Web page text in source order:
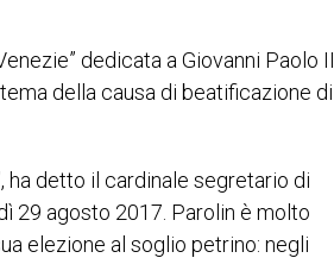
dedicata a Giovanni Paolo II
della causa di beatificazione di
ha detto il cardinale segretario di
29 agosto 2017. Parolin è molto
elezione al soglio petrino: negli